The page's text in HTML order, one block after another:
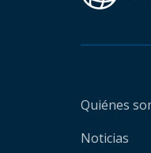
Quiénes
Noticias